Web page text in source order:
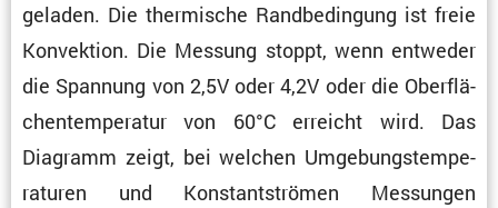
geladen. Die thermi­sche Randbe­din­gung ist freie
Konvek­tion. Die Messung stoppt, wenn entweder
die Spannung von 2,5V oder 4,2V oder die Oberflä­
chen­tem­pe­ratur von 60°C erreicht wird. Das
Diagramm zeigt, bei welchen Umgebungs­tem­pe­
ra­turen und Konstant­strömen Messungen